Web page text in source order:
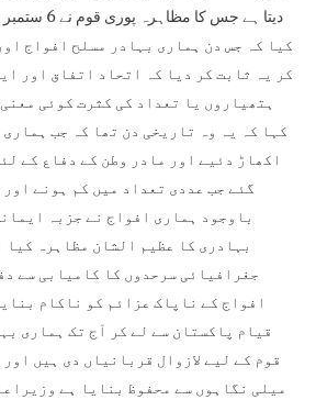
کیا کہ جس دن ہماری بہادر مسلح افواج
کر یہ ثابت کر دیا کہ اتحاد اتفاق اور
ہتھیاروں یا تعداد کی کثرت کوئی
کہا کہ یہ وہ تاریخی دن تھا کہ جب
اکھاڑ دئیے اور مادر وطن کے دفاع کے
گئے جب عددی تعداد میں کم ہونے
باوجود ہماری افواج نے جزبہ
بہادری کا عظیم الشان مظاہرہ کیا
جغرافیائی سرحدوں کا کامیابی سے
افواج کے ناپاک عزائم کو ناکام
قیام پاکستان سے لے کر آج تک ہماری
قوم کے لیے لازوال قربانیاں دی ہیں
میلی نگاہوں سے محفوظ بنایا ہے